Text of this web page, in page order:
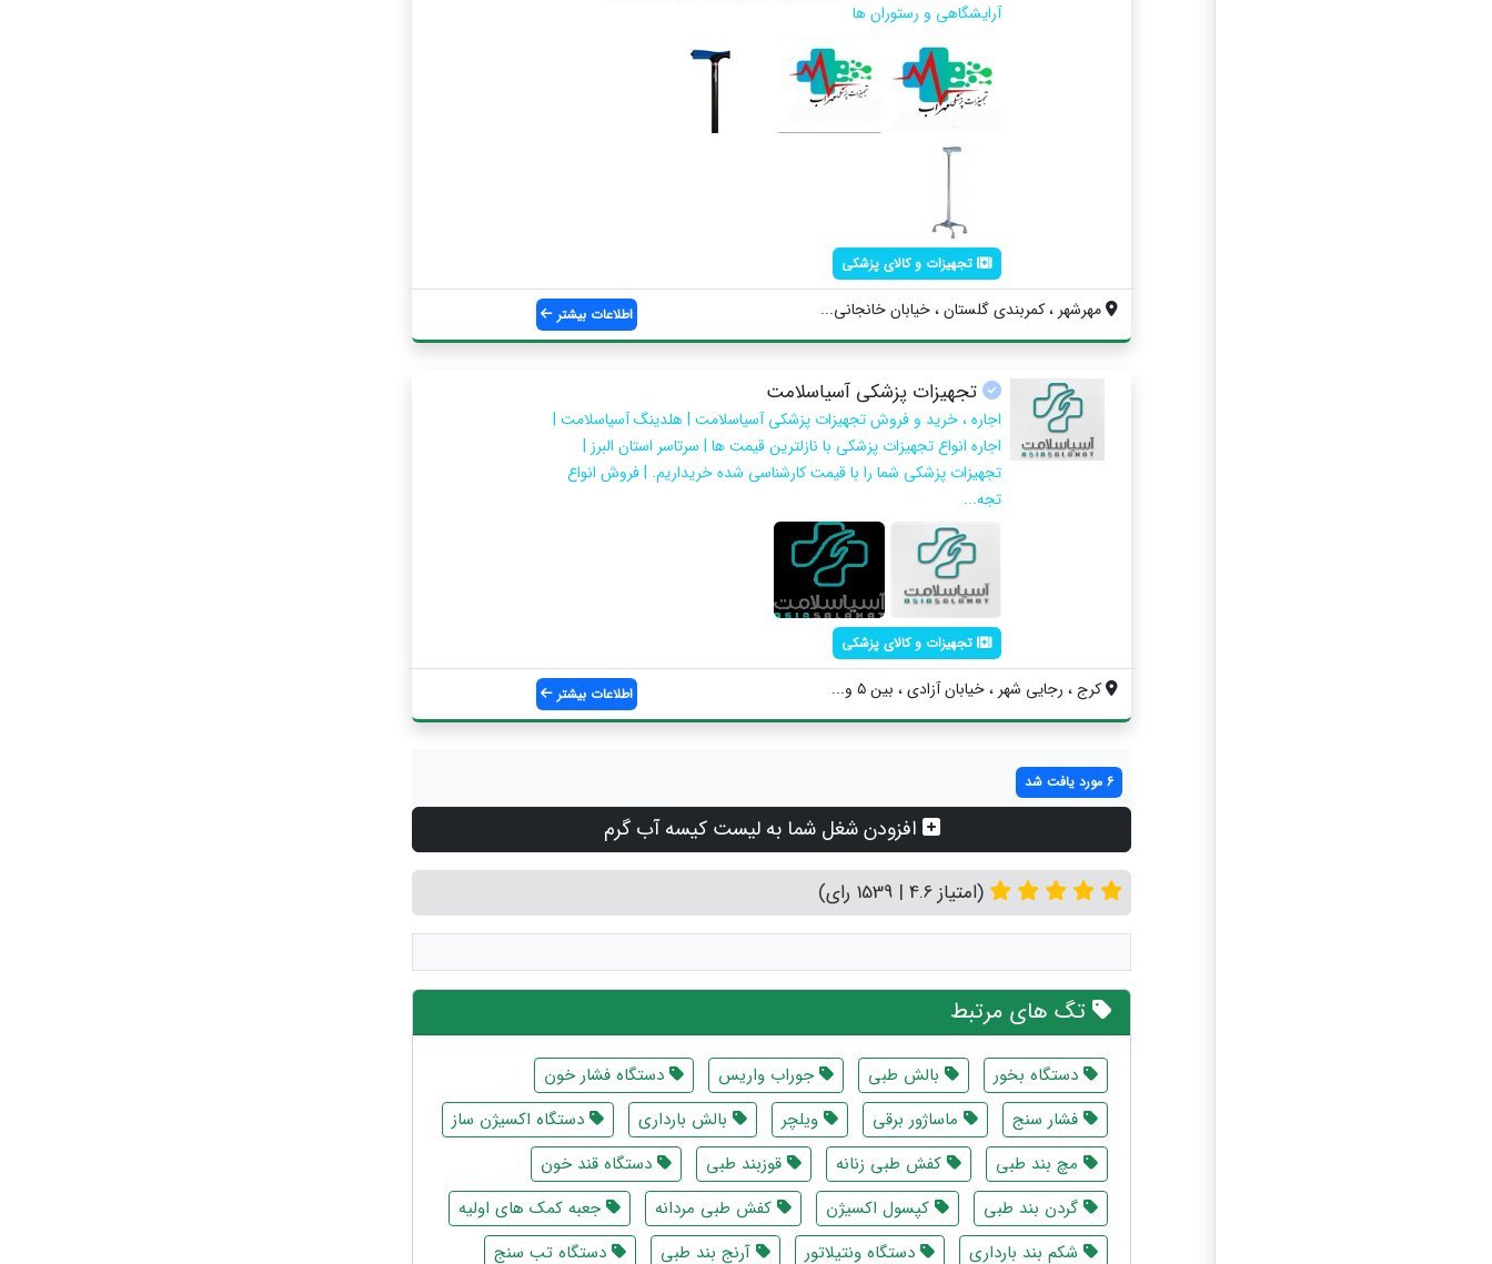
آرایشگاهی و رستوران ها
تجهیزات و کالای پزشکی
مهرشهر ، کمربندی گلستان ، خیابان خانجانی... اطلاعات بیشتر
تجهیزات پزشکی آسیاسلامت
اجاره ، خرید و فروش تجهیزات پزشکی آسیاسلامت | هلدینگ آسیاسلامت |
اجاره انواع تجهیزات پزشکی با نازلترین قیمت ها | سرتاسر استان البرز |
تجهیزات پزشکی شما را با قیمت کارشناسی شده خریداریم. | فروش انواع
تجه...
تجهیزات و کالای پزشکی
کرج ، رجایی شهر ، خیابان آزادی ، بین ۵ و... اطلاعات بیشتر
6 مورد یافت شد
افزودن شغل شما به لیست کیسه آب گرم
(امتیاز 4.6 | 1539 رای)
تگ های مرتبط
دستگاه بخور بالش طبی جوراب واریس
دستگاه فشار خون
فشار سنج
ماساژور برقی ویلچر بالش بارداری
دستگاه اکسیژن ساز
مچ بند طبی
کفش طبی زنانه قوزبند طبی
دستگاه قند خون
گردن بند طبی
کپسول اکسیژن کفش طبی مردانه
جعبه کمک های اولیه
شکم بند بارداری
دستگاه ونتیلاتور آرنج بند طبی
دستگاه تب سنج